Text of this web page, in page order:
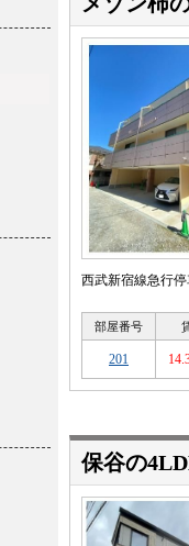
西武新宿線急行
部屋番号
201
保谷の